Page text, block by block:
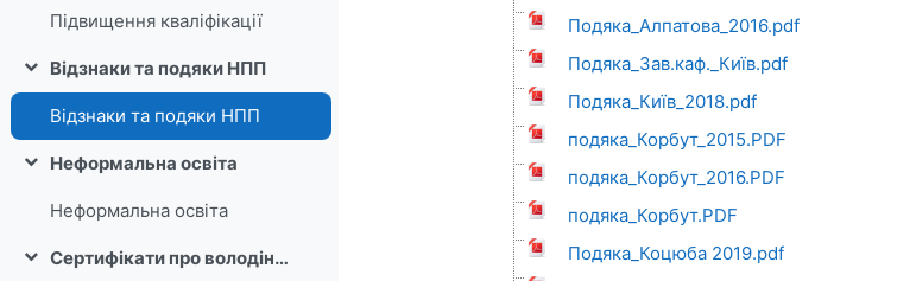
Підвищення кваліфікації
Згорнути
Відзнаки та подяки НПП
Відзнаки та подяки НПП
Згорнути
Неформальна освіта
Неформальна освіта
Згорнути Сертифікати про володіння іноземною мовою
Подяка_Алпатова_2016.pdf
Подяка_Зав.каф._Київ.pdf
Подяка_Київ_2018.pdf
подяка_Корбут_2015.PDF
подяка_Корбут_2016.PDF
подяка_Корбут.PDF
Подяка_Коцюба 2019.pdf